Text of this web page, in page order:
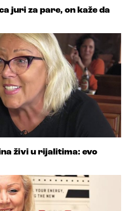
juri za pare, on kaže da
živi u rijalitima: evo